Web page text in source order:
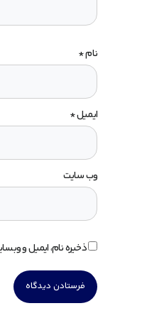
نام*
ایمیل*
وب‌ سایت
ذخیره نام، ایمیل و